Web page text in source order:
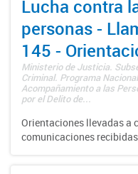
Lucha contra
personas -
145 -
Ministerio de Justicia.
Criminal. Programa
Acompañamiento a las
por el Delito de...
Orientaciones llevadas a
comunicaciones